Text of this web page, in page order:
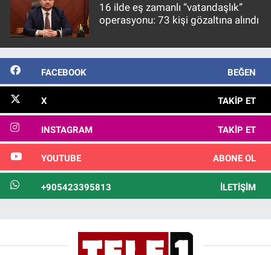
16 ilde eş zamanlı “vatandaşlık”
operasyonu: 73 kişi gözaltına alındı
FACEBOOK BEĞEN
X TAKIP ET
INSTAGRAM TAKIP ET
YOUTUBE ABONE OL
+905423395813 İLETIŞIM